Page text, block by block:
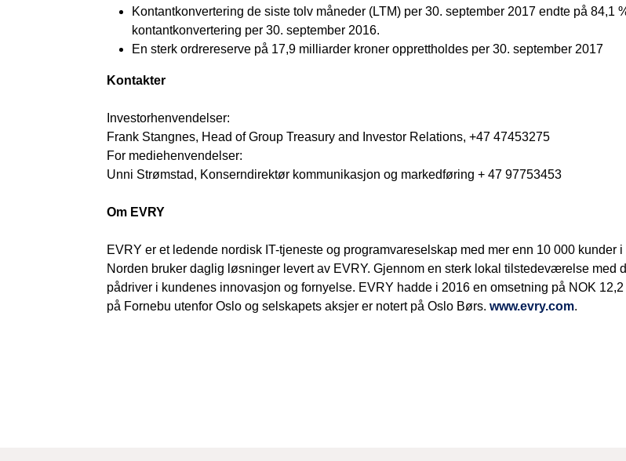
Kontantkonvertering de siste tolv måneder (LTM) per 30. september 2017 endte på 84,1
kontantkonvertering per 30. september 2016.
En sterk ordrereserve på 17,9 milliarder kroner opprettholdes per 30. september 2017
Kontakter
Investorhenvendelser:
Frank Stangnes, Head of Group Treasury and Investor Relations, +47 47453275
For mediehenvendelser:
Unni Strømstad, Konserndirektør kommunikasjon og markedføring + 47 97753453
Om EVRY
EVRY er et ledende nordisk IT-tjeneste og programvareselskap med mer enn 10 000 kunder
Norden bruker daglig løsninger levert av EVRY. Gjennom en sterk lokal tilstedeværelse med
pådriver i kundenes innovasjon og fornyelse. EVRY hadde i 2016 en omsetning på NOK
på Fornebu utenfor Oslo og selskapets aksjer er notert på Oslo Børs. www.evry.com.